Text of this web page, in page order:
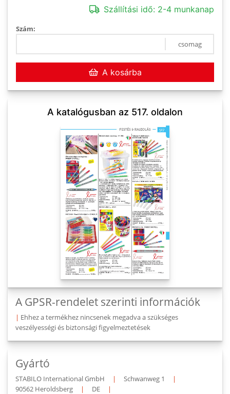
Szállítási idő: 2-4 munkanap
Szám:
csomag
A kosárba
A katalógusban az 517. oldalon
A GPSR-rendelet szerinti információk
| Ehhez a termékhez nincsenek megadva a szükséges
veszélyességi és biztonsági figyelmeztetések
Gyártó
STABILO International GmbH | Schwanweg 1
|
90562 Heroldsberg
| DE |